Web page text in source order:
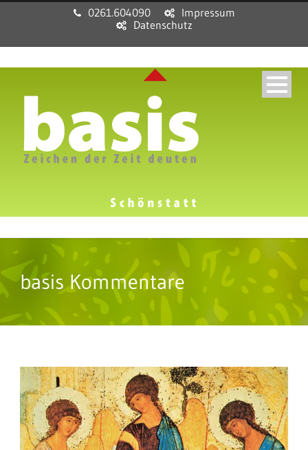
0261.604090
Impressum
Datenschutz
basis Kommentare